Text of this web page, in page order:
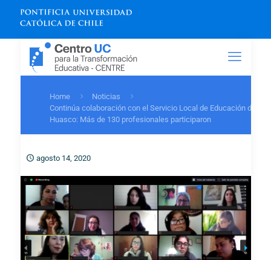
Home
Noticias
Continúa colaboración con el Servicio Local de Educación de
Huasco: Más de 130 profesionales participaron
agosto 14, 2020